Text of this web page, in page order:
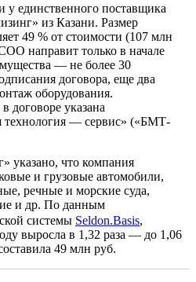
у единственного поставщика
из Казани. Размер
49 % от стоимости (107 млн
направит только в начале
— не более 30
договора, еще два
оборудования.
договоре указана
технология — сервис» («БМТ-
указано, что компания
и грузовые автомобили,
речные и морские суда,
и др. По данным
системы Seldon.Basis,
выросла в 1,32 раза — до 1,06
49 млн руб.